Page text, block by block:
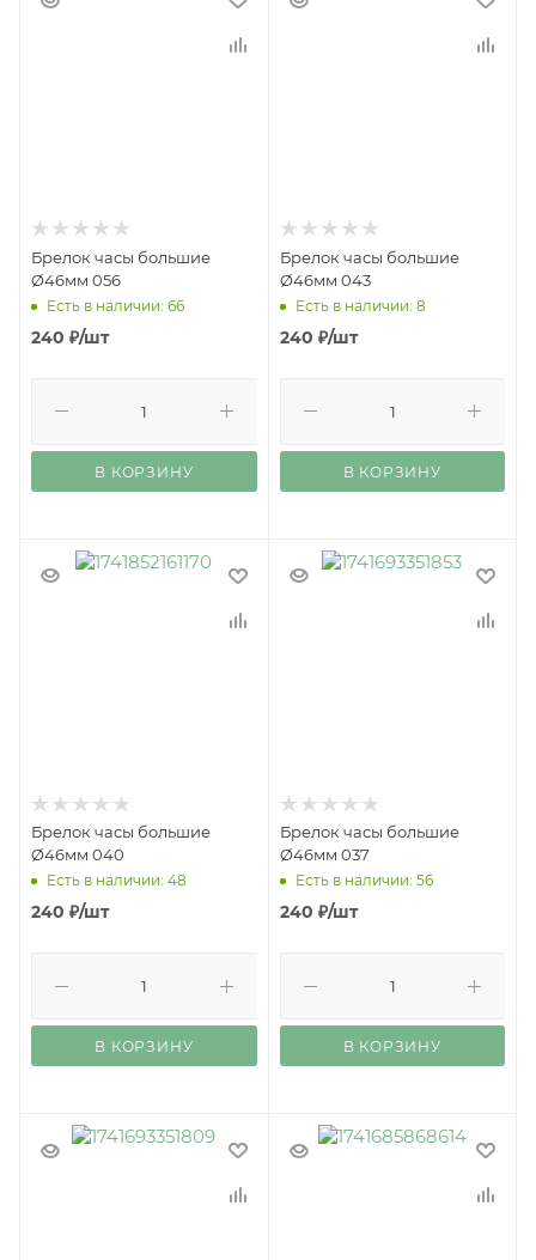
Брелок часы большие
Ø46мм 056
Есть в наличии: 66
240 ₽/шт
В КОРЗИНУ
Брелок часы большие
Ø46мм 043
Есть в наличии: 8
240 ₽/шт
В КОРЗИНУ
Брелок часы большие
Ø46мм 040
Есть в наличии: 48
240 ₽/шт
В КОРЗИНУ
Брелок часы большие
Ø46мм 037
Есть в наличии: 56
240 ₽/шт
В КОРЗИНУ